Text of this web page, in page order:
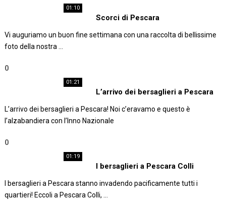
01:10
Scorci di Pescara
Vi auguriamo un buon fine settimana con una raccolta di bellissime
foto della nostra …
0
01:21
L’arrivo dei bersaglieri a Pescara
L’arrivo dei bersaglieri a Pescara! Noi c’eravamo e questo è
l’alzabandiera con l’Inno Nazionale
0
01:19
I bersaglieri a Pescara Colli
I bersaglieri a Pescara stanno invadendo pacificamente tutti i
quartieri! Eccoli a Pescara Colli, …